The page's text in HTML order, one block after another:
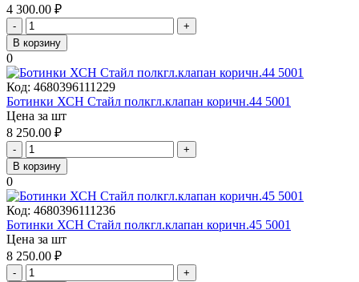
4 300.00 ₽
-
+
В корзину
0
Код: 4680396111229
Ботинки ХСН Стайл полкгл.клапан коричн.44 5001
Цена за шт
8 250.00 ₽
-
+
В корзину
0
Код: 4680396111236
Ботинки ХСН Стайл полкгл.клапан коричн.45 5001
Цена за шт
8 250.00 ₽
-
+